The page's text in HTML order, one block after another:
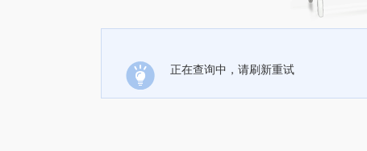
正在查询中，请刷新重试